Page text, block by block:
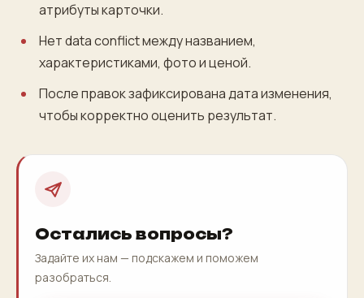
атрибуты карточки.
Нет data conflict между названием,
характеристиками, фото и ценой.
После правок зафиксирована дата изменения,
чтобы корректно оценить результат.
Остались вопросы?
Задайте их нам — подскажем и поможем
разобраться.